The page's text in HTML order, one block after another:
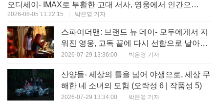
오디세이- IMAX로 부활한 고대 서사, 영웅에서 인간으로의 귀환 (오락성 9 | 작품성 9)
2026-08-05 11:22:15 박은영 기자
스파이더맨: 브랜드 뉴 데이- 모두에게서 지
워진 영웅, 고독 끝에 다시 선함으로 날아오
르다 (오락성 8 | 작품성 8)
2026-07-29 13:36:00 박은영 기자
산양들- 세상의 틀을 넘어 야생으로, 세상 무
해한 네 소녀의 모험 (오락성 6 | 작품성 5)
2026-07-29 13:34:00 박은영 기자